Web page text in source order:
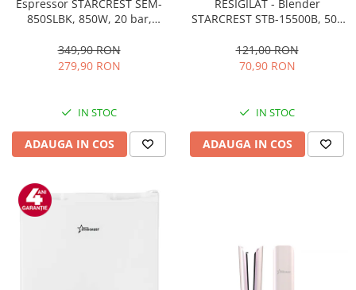
Espressor STARCREST SEM-
850SLBK, 850W, 20 bar,
dispozitiv spumare, filtru
dublu din inox, Negru/Inox
349,90 RON
279,90 RON
IN STOC
ADAUGA IN COS
RESIGILAT - Blender
STARCREST STB-15500B, 500
Pulse, Negru
121,00 RON
70,90 RON
IN STOC
ADAUGA IN COS